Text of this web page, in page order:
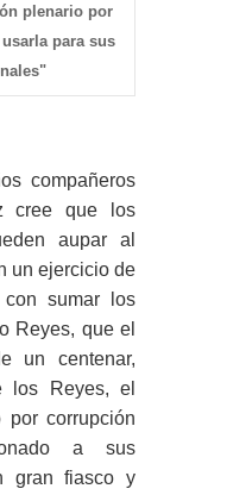
plenario por
para sus
compañeros
cree que los
aupar al
un ejercicio de
sumar los
Reyes, que el
un centenar,
los Reyes, el
por corrupción
a sus
gran fiasco y